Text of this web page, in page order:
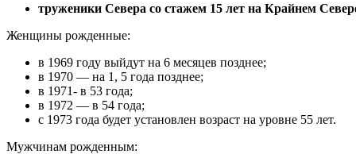
труженики Севера со стажем 15 лет на Крайнем
Женщины рожденные:
в 1969 году выйдут на 6 месяцев позднее;
в 1970 — на 1, 5 года позднее;
в 1971- в 53 года;
в 1972 — в 54 года;
с 1973 года будет установлен возраст на уровне 55 лет.
Мужчинам рожденным: